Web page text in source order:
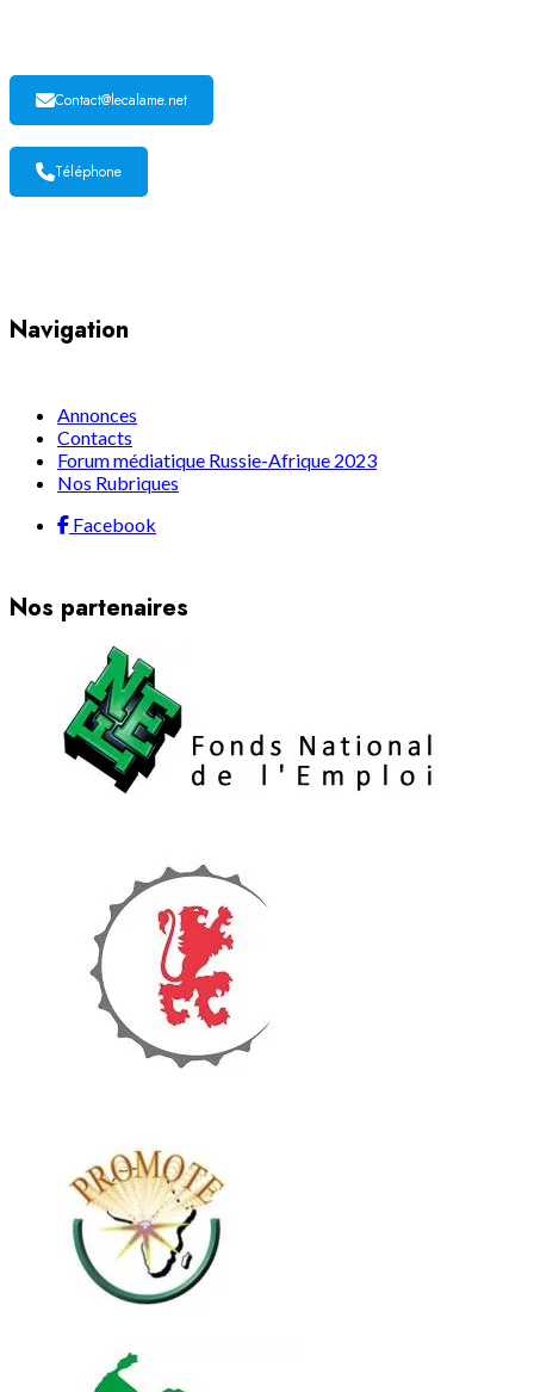
Contact@lecalame.net
Téléphone
Navigation
Annonces
Contacts
Forum médiatique Russie-Afrique 2023
Nos Rubriques
Facebook
Nos partenaires